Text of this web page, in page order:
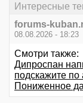
Интересные
forums-
08.08.2026 - 18:23
Смотри также:
Дипроспан
подскажите по
Пониженное